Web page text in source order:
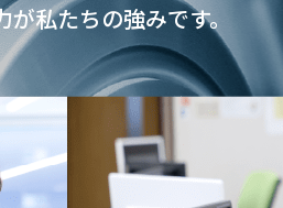
が私たちの強みです。